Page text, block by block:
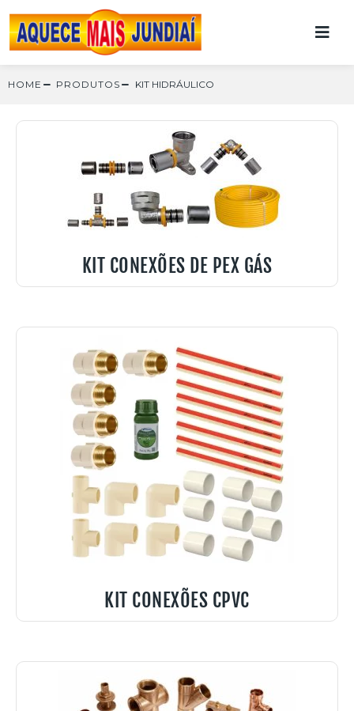
HOME PRODUTOS KIT HIDRÁULICO
KIT CONEXÕES DE PEX GÁS
KIT CONEXÕES CPVC